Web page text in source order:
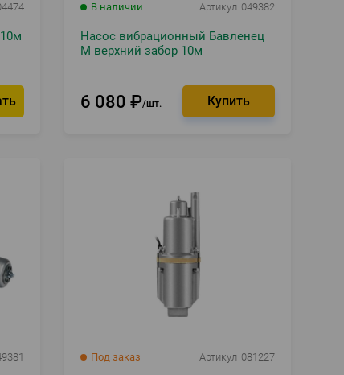
В наличии Артикул 049382
Насос вибрационный Бавленец
М верхний забор 10м
6 080 ₽ шт.
Под заказ Артикул 081227